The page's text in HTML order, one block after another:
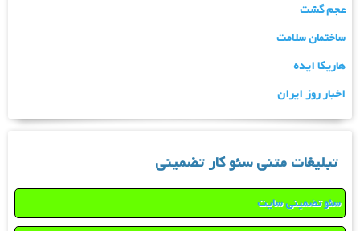
عجم گشت
ساختمان سلامت
هاریکا ایده
اخبار روز ایران
تبلیغات متنی سئو کار تضمینی
سئو تضمینی سایت